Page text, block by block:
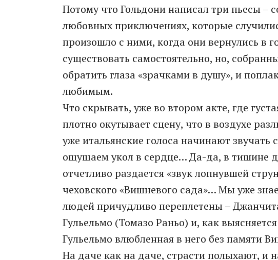
Потому что Гольдони написал три пьесы –
любовных приключениях, которые
произошло с ними, когда они вернулись в
существовать самостоятельно, но,
обратить глаза «зрачками в душу», и
любимым.
Что скрывать, уже во втором акте, где
плотно окутывает сцену, что в воздухе
уже итальянские голоса начинают
ощущаем укол в сердце… Да-да, в тишине
отчетливо раздается «звук лопнувшей
чеховского «Вишневого сада»… Мы уже
людей причудливо переплетены –
Гульельмо (Томазо Раньо) и, как
Гульельмо влюбленная в него без памяти
На даче как на даче, страсти полыхают, и